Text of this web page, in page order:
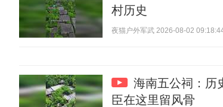
村历史
夜猫户外军武 2026-08-02
海南五公祠：历
臣在这里留风骨